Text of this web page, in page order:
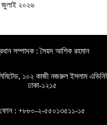
জুলাই ২০২৬
সম্পাদক : সৈয়দ আশিক রহমান
১০২ কাজী নজরুল ইসলাম
ঢাকা-১২১৫
ফোন : +৮৮০-২-৫৫০১৩৫১১-১৫